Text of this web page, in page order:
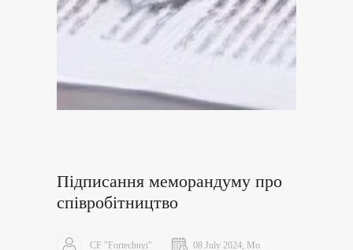
Підписання меморандуму про
співробітництво
CF "Fortechnyi" 08 July 2024, Mo